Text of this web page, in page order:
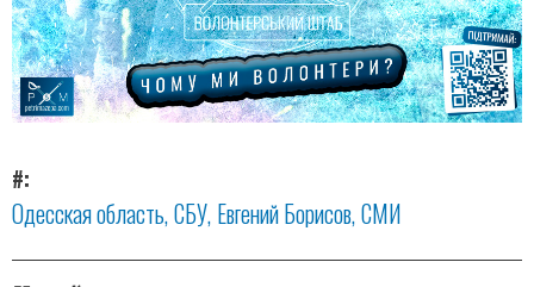
#
Одесская область СБУ Евгений Борисов СМИ